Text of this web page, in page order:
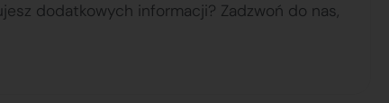
dodatkowych informacji? Zadzwoń do nas,